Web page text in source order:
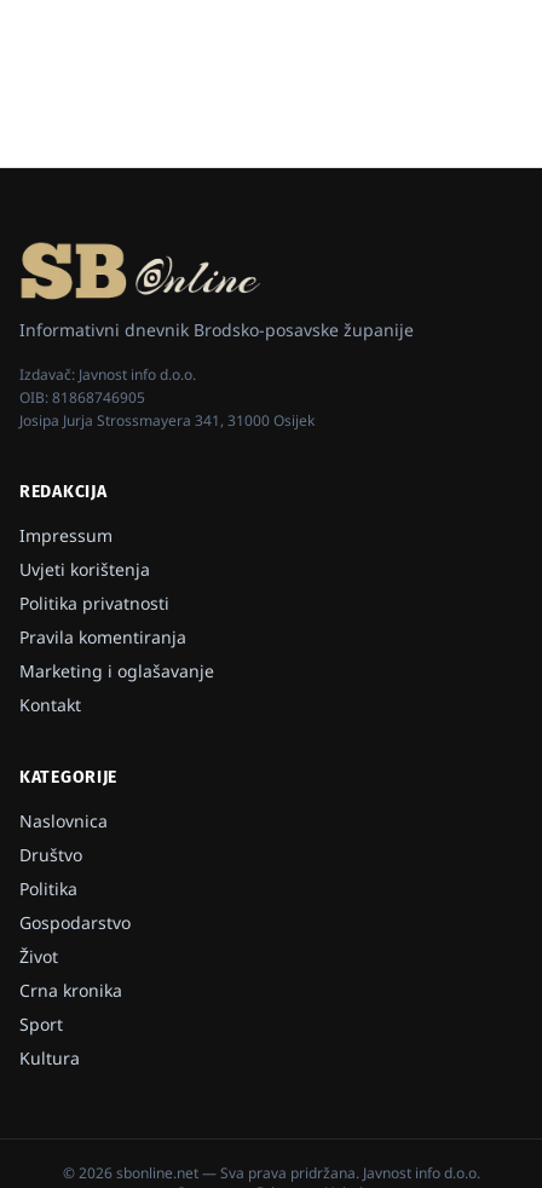
Informativni dnevnik Brodsko-posavske županije
Izdavač: Javnost info d.o.o.
OIB:81868746905
Josipa Jurja Strossmayera 341, 31000 Osijek
REDAKCIJA
Impressum
Uvjeti korištenja
Politika privatnosti
Pravila komentiranja
Marketing i oglašavanje
Kontakt
KATEGORIJE
Naslovnica
Društvo
Politika
Gospodarstvo
Život
Crna kronika
Sport
Kultura
©2026 sbonline.net— Sva prava pridržana. Javnost info d.o.o.